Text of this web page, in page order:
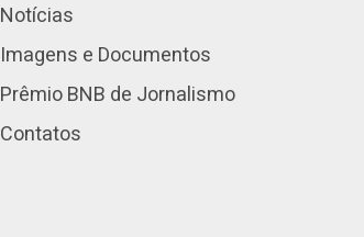
Notícias
Imagens e Documentos
Prêmio BNB de Jornalismo
Contatos